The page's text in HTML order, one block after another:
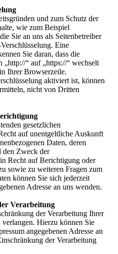
und zum Schutz der
wie zum Beispiel
Sie an uns als Seitenbetreiber
Eine
Sie daran, dass die
„http://“ auf „https://“ wechselt
Ihrer Browserzeile.
aktiviert ist, können
nicht von Dritten
gesetzlichen
auf unentgeltliche Auskunft
Daten, deren
den Zweck der
Recht auf Berichtigung oder
sowie zu weiteren Fragen zum
können Sie sich jederzeit
Adresse an uns wenden.
Verarbeitung
der Verarbeitung Ihrer
verlangen. Hierzu können Sie
angegebenen Adresse an
der Verarbeitung